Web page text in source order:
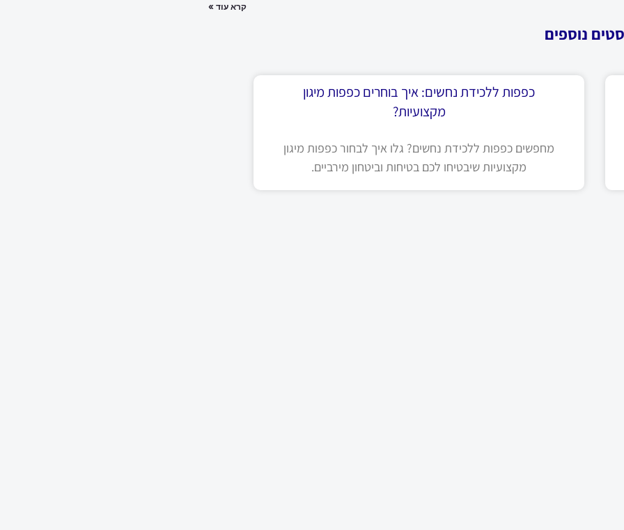
נוספים
כפפות ללכידת נחשים: איך בוחרים כפפות מיגון
מקצועיות?
מחפשים כפפות ללכידת נחשים? גלו איך לבחור כפפות מיגון
מקצועיות שיבטיחו לכם בטיחות וביטחון מירביים.
קרא עוד »